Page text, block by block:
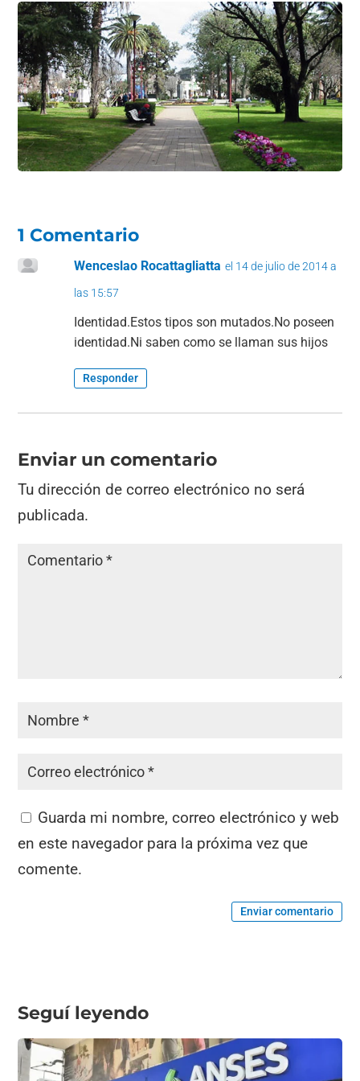
1 Comentario
Wenceslao Rocattagliatta el 14 de julio de 2014 a
las 15:57
Identidad.Estos tipos son mutados.No poseen
identidad.Ni saben como se llaman sus hijos
Responder
Enviar un comentario
Tu dirección de correo electrónico no será
publicada.
Guarda mi nombre, correo electrónico y web
en este navegador para la próxima vez que
comente.
Enviar comentario
Seguí leyendo